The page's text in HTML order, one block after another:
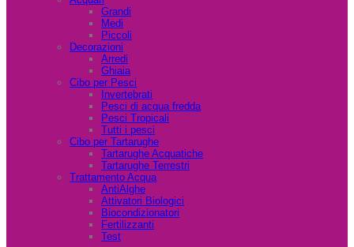
Grandi
Medi
Piccoli
Decorazioni
Arredi
Ghiaia
Cibo per Pesci
Invertebrati
Pesci di acqua fredda
Pesci Tropicali
Tutti i pesci
Cibo per Tartarughe
Tartarughe Acquatiche
Tartarughe Terrestri
Trattamento Acqua
AntiAlghe
Attivatori Biologici
Biocondizionatori
Fertilizzanti
Test